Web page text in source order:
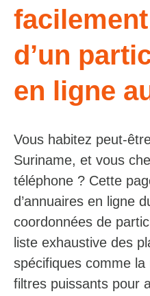
d’un
en ligne
Vous habitez peut-
Suriname, et vous
téléphone ? Cette
d’annuaires en ligne
coordonnées de
liste exhaustive des
spécifiques comme
filtres puissants pour